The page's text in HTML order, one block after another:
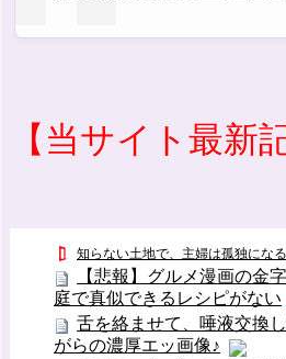
【当サイト最新
知らない土地で、主婦は孤独になる
【悲報】グルメ漫画の金
庭で真似できるレシピがない
舌を絡ませて、唾液交換
がらの濃厚エッ画像♪